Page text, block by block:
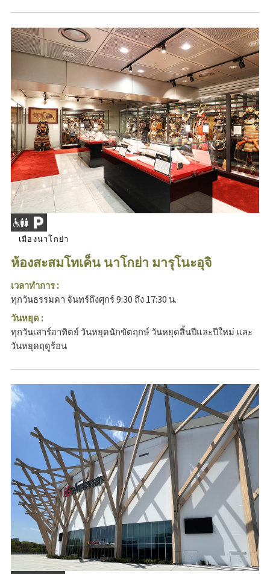
เมืองนาโกย่า
ห้องสะสมโทเค็น นาโกย่า มารุโนะอุจิ
เวลาทำการ :
ทุกวันธรรมดา จันทร์ถึงศุกร์ 9:30 ถึง 17:30 น.
วันหยุด :
ทุกวันเสาร์อาทิตย์ วันหยุดนักขัตฤกษ์ วันหยุดสิ้นปีและปีใหม่ และ
วันหยุดฤดูร้อน